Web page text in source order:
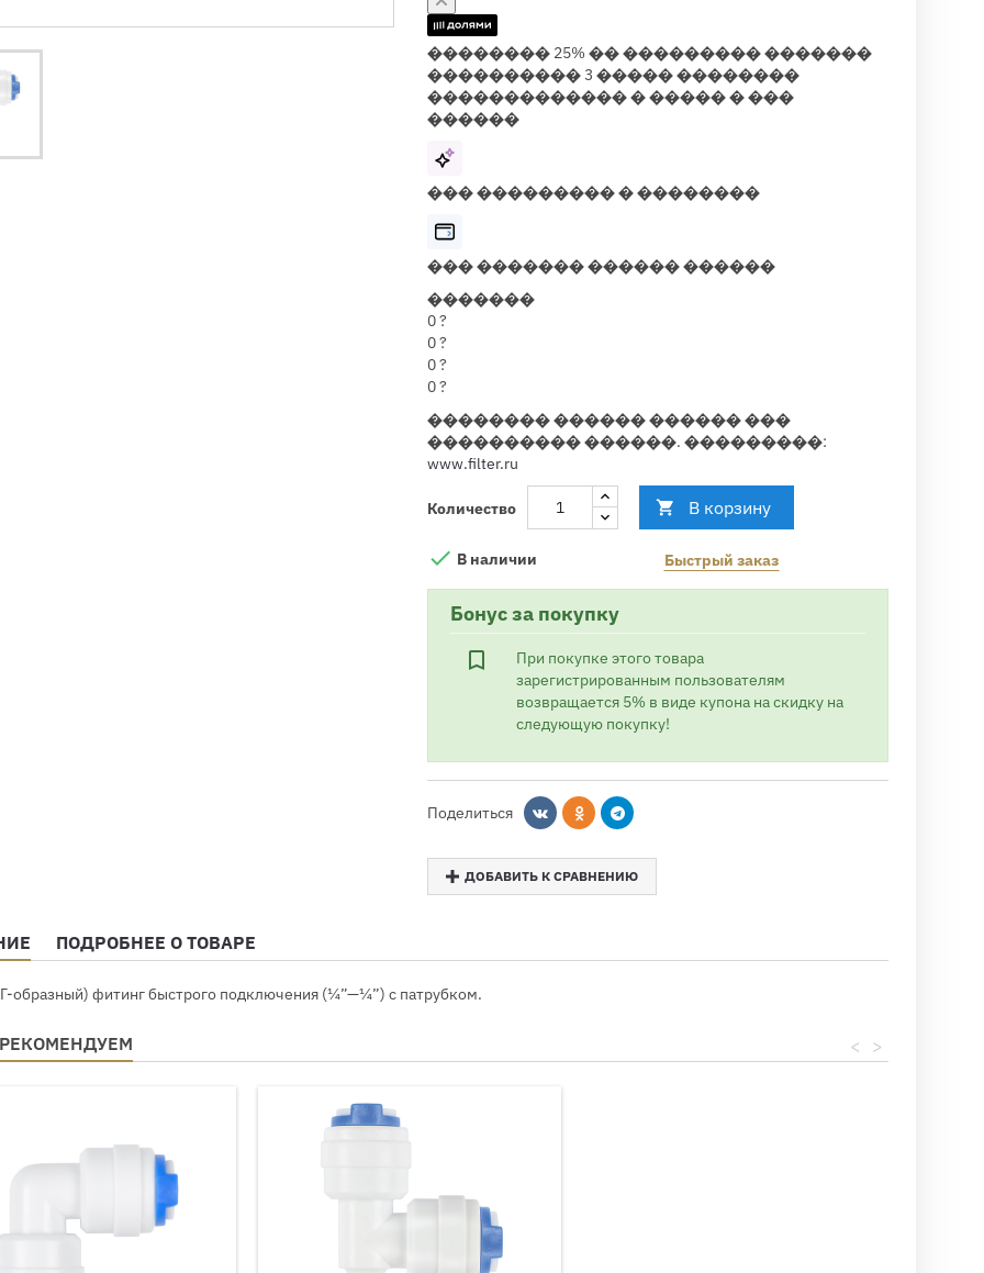
�������� 25% �� ��������� �������
���������� 3 ����� ��������
������������� � ����� � ���
������
��� ��������� � ��������
��� ������� ������ ������
�������
0?
0?
0?
0?
�������� ������ ������ ���
���������� ������. ���������:
www.filter.ru
Количество  В корзину
 В наличии Быстрый заказ
Бонус за покупку
bookmark_border
При покупке этого товара
зарегистрированным пользователям
возвращается 5% в виде купона на скидку на
следующую покупку!
Поделиться
ДОБАВИТЬ К СРАВНЕНИЮ
ПОДРОБНЕЕ О ТОВАРЕ
образный) фитинг быстрого подключения (¼”—¼”) с патрубком.
>
<